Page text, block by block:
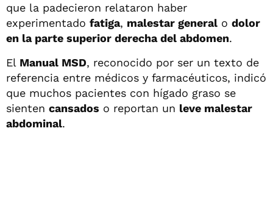
que la padecieron relataron haber
experimentado fatiga, malestar general o dolor
en la parte superior derecha del abdomen.
El Manual MSD, reconocido por ser un texto de
referencia entre médicos y farmacéuticos, indicó
que muchos pacientes con hígado graso se
sienten cansados o reportan un leve malestar
abdominal.